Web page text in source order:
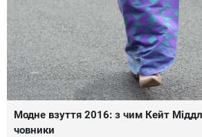
Модне взуття 2016: з чим Кейт
човники